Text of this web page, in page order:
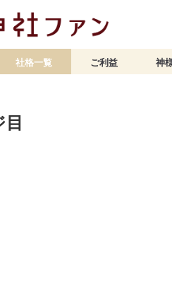
社格一覧 ご利益 神